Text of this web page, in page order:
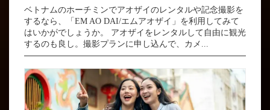
ベトナムのホーチミンでアオザイのレンタルや記念撮影を
するなら、「EM AO DAI/エムアオザイ」を利用してみて
はいかがでしょうか。 アオザイをレンタルして自由に観光
するのも良し。撮影プランに申し込んで、カメ...